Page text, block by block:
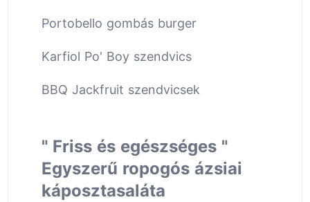
Portobello gombás burger
Karfiol Po' Boy szendvics
BBQ Jackfruit szendvicsek
" Friss és egészséges "
Egyszerű ropogós ázsiai
káposztasaláta